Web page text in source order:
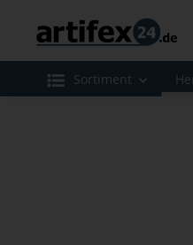
Sortiment